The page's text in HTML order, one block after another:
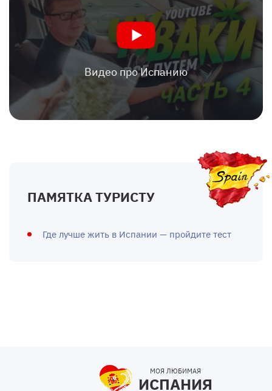
Видео про Испанию
ПАМЯТКА ТУРИСТУ
Где лучше жить в Испании — пройдите тест
МОЯ ЛЮБИМАЯ
ИСПАНИЯ